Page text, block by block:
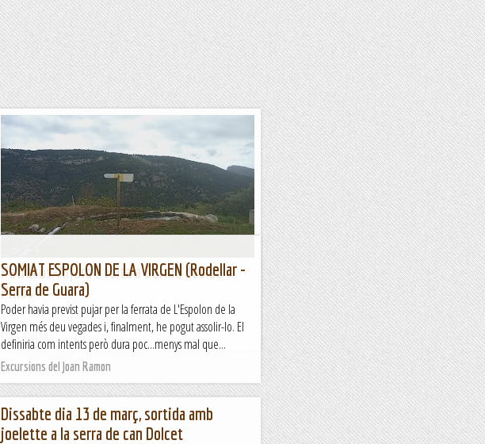
Petracos-Alfaro i volta a Bèrnia des de
Pinos
Fent marxa
SOMIAT ESPOLON DE LA VIRGEN (Rodellar -
Serra de Guara)
Poder havia previst pujar per la ferrata de L'Espolon de la
Virgen més deu vegades i, finalment, he pogut assolir-lo. El
definiria com intents però dura poc...menys mal que...
Excursions del Joan Ramon
Dissabte dia 13 de març, sortida amb
joelette a la serra de can Dolcet